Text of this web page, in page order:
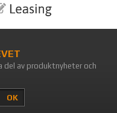
del av produktnyheter och
OK